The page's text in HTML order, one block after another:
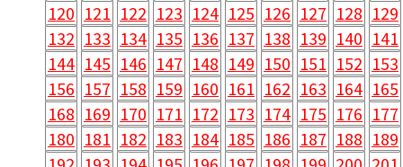
120 121 122 123 124 125 126 127 128 129
132 133 134 135 136 137 138 139 140 141
144 145 146 147 148 149 150 151 152 153
156 157 158 159 160 161 162 163 164 165
168 169 170 171 172 173 174 175 176 177
180 181 182 183 184 185 186 187 188 189